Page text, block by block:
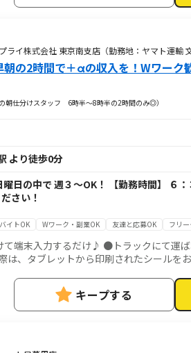
ライ株式会社 東京南支店（勤務地：ヤマト運輸
朝の2時間で＋αの収入を！Wワー
朝仕分けスタッフ 6時半～8時半の2時間のみ◎）
より徒歩0分
曜日の中で 週３～OK！ 【勤務時間】 ６
さい！
イトOK Wワーク・副業OK 友達と応募OK フリ
クにて運ばれてきたお荷物を配送地域ごと
は、タブレットから印刷されたシールを
キープする